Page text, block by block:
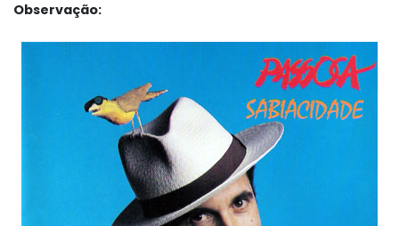
Observação: